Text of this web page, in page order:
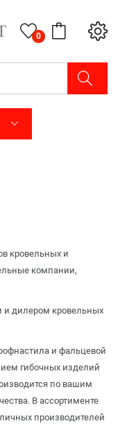
0
кровельных и
компании,
и дилером кровельных
и фальцевой
гибочных изделий
по вашим
В ассортименте
производителей